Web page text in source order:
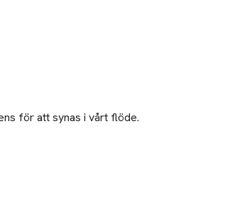
för att synas i vårt flöde.